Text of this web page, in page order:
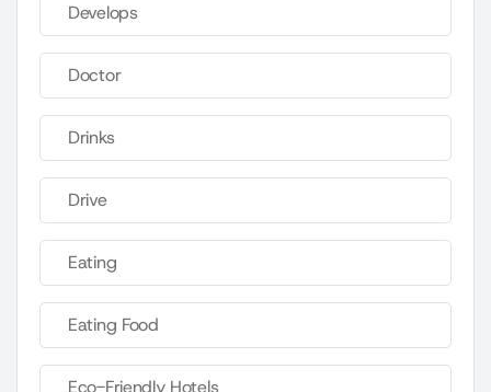
Develops
Doctor
Drinks
Drive
Eating
Eating Food
Eco-Friendly Hotels